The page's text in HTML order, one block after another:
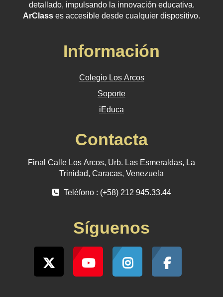
detallado, impulsando la innovación educativa.
ArClass es accesible desde cualquier dispositivo.
Información
Colegio Los Arcos
Soporte
iEduca
Contacta
Final Calle Los Arcos, Urb. Las Esmeraldas, La
Trinidad, Caracas, Venezuela
Teléfono : (+58) 212 945.33.44
Síguenos